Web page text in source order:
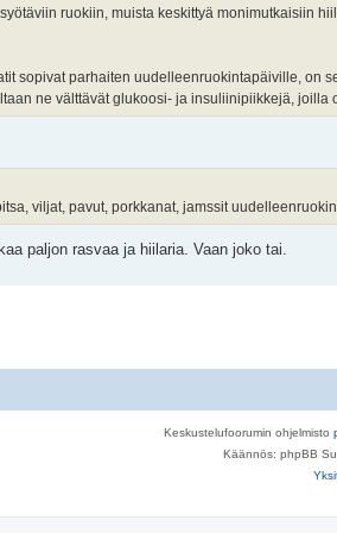
ruokiin, muista keskittyä monimutkaisiin
sopivat parhaiten uudelleenruokintapäiville, on
ne välttävät glukoosi- ja insuliinipiikkejä, joilla
viljat, pavut, porkkanat, jamssit
paljon rasvaa ja hiilaria. Vaan joko tai.
Keskustelufoorumin ohjelmisto
Käännös: phpBB